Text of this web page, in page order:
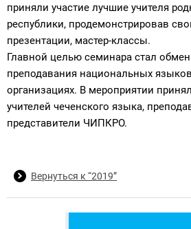
приняли участие лучшие учителя
республики, продемонстрировав
презентации, мастер-классы.
Главной целью семинара стал
преподавания национальных
организациях. В мероприятии
учителей чеченского языка,
представители ЧИПКРО.
Вернуться к “2019”